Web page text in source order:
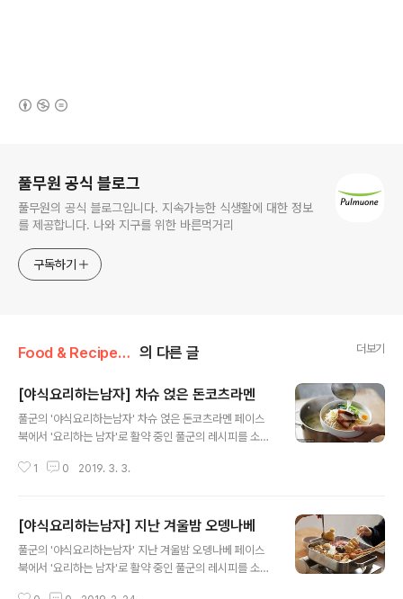
풀무원 공식 블로그
풀무원의 공식 블로그입니다. 지속가능한 식생활에 대한 정보
를 제공합니다. 나와 지구를 위한 바른먹거리
구독하기
Food & Recipe/풀반장의 쿠킹팁 의 다른 글 더보기
[야식요리하는남자] 차슈 얹은 돈코츠라멘
풀군의 '야식요리하는남자' 차슈 얹은 돈코츠라멘 페이스
북에서 '요리하는 남자'로 활약 중인 풀군의 레시피를 소개
는 노하우와 센스는 발군! 아직은 쌀쌀한 봄밤에 어울리는
p://bit.ly/2lC5dza] 1개, 풀무원 국산숙주 100g, 청경채
1개, 쪽파 1대, 통삼겹살 1덩어리, 차슈육수재료{물 1리터,
양파 1/2개, 대파 1뿌리, 마늘 3톨, 디포리 4마리, 다시마 1
1 0 2019. 3. 3.
[야식요리하는남자] 지난 겨울밤 오뎅나베
풀군의 '야식요리하는남자' 지난 겨울밤 오뎅나베 페이스
북에서 '요리하는 남자'로 활약 중인 풀군의 레시피를 소개